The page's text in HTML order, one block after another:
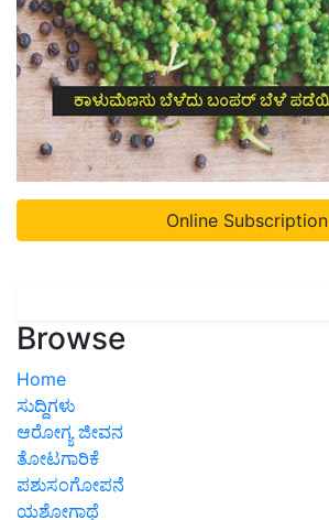
Online Subscription
Browse
Home
ಸುದ್ದಿಗಳು
ಆರೋಗ್ಯ ಜೀವನ
ತೋಟಗಾರಿಕೆ
ಪಶುಸಂಗೋಪನೆ
ಯಶೋಗಾಥೆ